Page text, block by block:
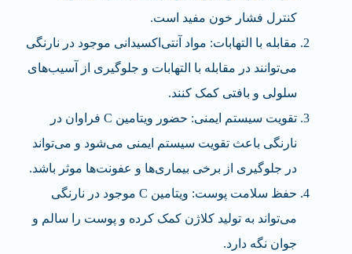
کنترل فشار خون مفید است.
مقابله با التهابات: مواد آنتی‌اکسیدانی موجود در نارنگی
می‌توانند در مقابله با التهابات و جلوگیری از آسیب‌های
سلولی و بافتی کمک کنند.
تقویت سیستم ایمنی: حضور ویتامین C فراوان در
نارنگی باعث تقویت سیستم ایمنی می‌شود و می‌تواند
در جلوگیری از برخی بیماری‌ها و عفونت‌ها موثر باشد.
حفظ سلامت پوست: ویتامین C موجود در نارنگی
می‌تواند به تولید کلاژن کمک کرده و پوست را سالم و
جوان نگه دارد.